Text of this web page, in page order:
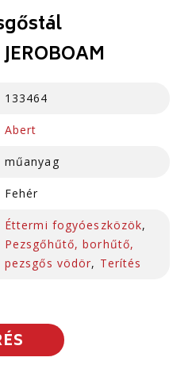
133464
Abert
műanyag
Fehér
Éttermi fogyóeszközök,
Pezsgőhűtő, borhűtő,
pezsgős vödör, Terítés